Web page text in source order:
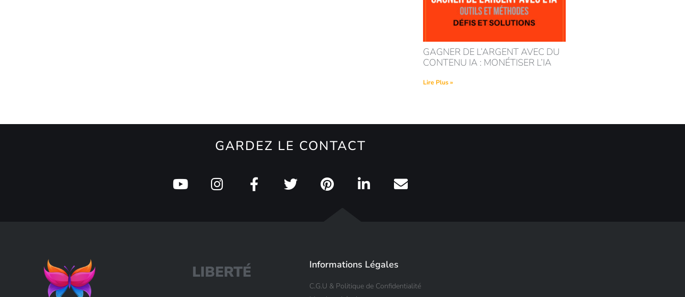
GAGNER DE L’ARGENT AVEC DU
CONTENU IA : MONÉTISER L’IA
Lire Plus »
GARDEZ LE CONTACT
LIBERTÉ Informations Légales
C.G.U & Politique de Confidentialité